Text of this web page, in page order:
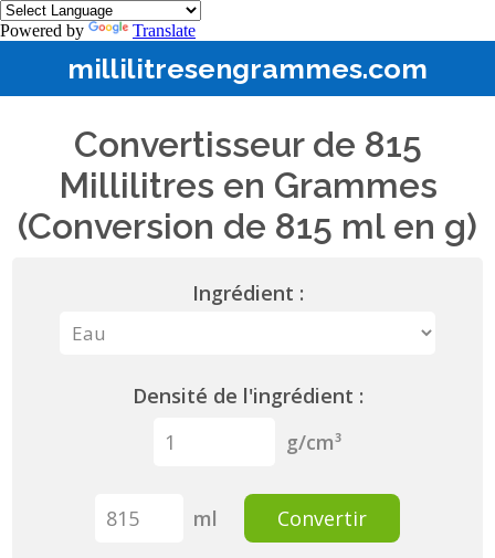
Powered by Translate
millilitresengrammes.com
Convertisseur de 815
Millilitres en Grammes
(Conversion de 815 ml en g)
Ingrédient :
Densité de l'ingrédient :
g/cm³
ml Convertir